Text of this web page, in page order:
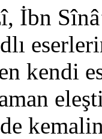
İbn
kendi